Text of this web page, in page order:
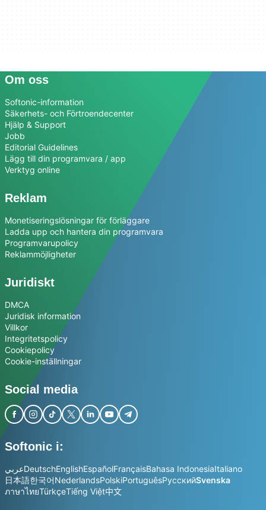
Om oss
Softonic-information
Säkerhets- och Förtroendecenter
Hjälp & Support
Jobb
Editorial Guidelines
Lägg till din programvara / app
Verktyg online
Reklam
Monetiseringslösningar för förläggare
Ladda upp och hantera din programvara
Programvarupolicy
Reklammöjligheter
Juridiskt
DMCA
Juridisk information
Villkor
Integritetspolicy
Cookiepolicy
Cookie-inställningar
Social media
Softonic i:
عربيDeutschEnglishEspañolFrançaisBahasa IndonesiaItaliano
日本語한국어NederlandsPolskiPortuguêsРусскийSvenska
ภาษาไทยTürkçeTiếng Việt中文